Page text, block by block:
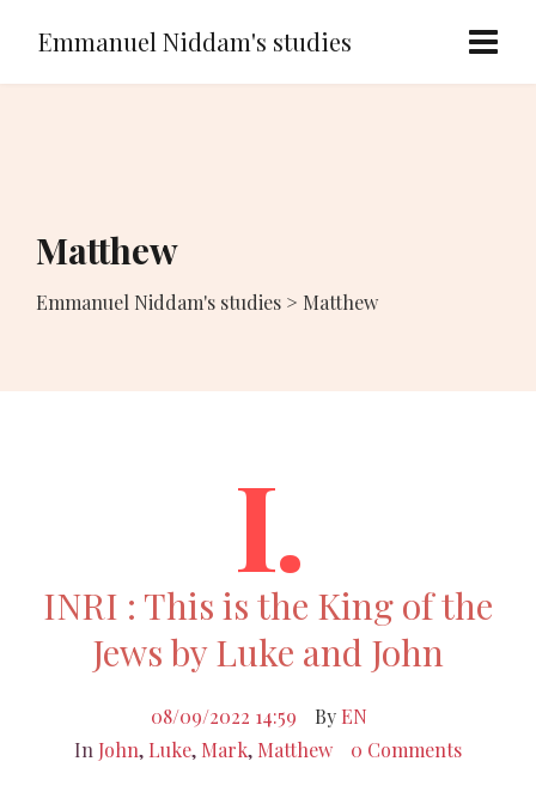
Emmanuel Niddam's studies
Matthew
Emmanuel Niddam's studies > Matthew
I.
INRI : This is the King of the
Jews by Luke and John
08/09/2022 14:59 By EN
In John, Luke, Mark, Matthew 0 Comments